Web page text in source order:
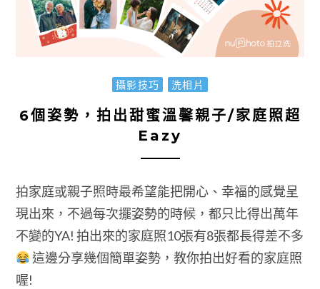
攝影技巧 洗相片
6個姿勢，拍出甜蜜溫馨親子/家庭照超
Eazy
拍家庭或親子照時最希望能把開心、幸福的感覺呈
現出來，不過每次擺姿勢的時候，都只比得出萬年
不變的YA! 拍出來的家庭照10張有8張都長得差不多
這邊分享幾個簡單姿勢，教你拍出好看的家庭照
喔!